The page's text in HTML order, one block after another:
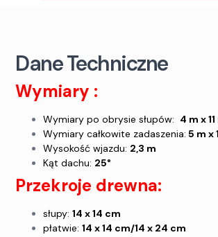
Dane Techniczne
Wymiary :
Wymiary po obrysie słupów: 4 m x
Wymiary całkowite zadaszenia: 5 m x
Wysokość wjazdu: 2,3 m
Kąt dachu: 25°
Przekroje drewna:
słupy:14 x 14 cm
płatwie:14 x 14 cm/14 x 24 cm